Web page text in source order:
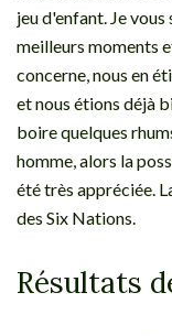
jeu d'enfant. Je
meilleurs moments
concerne, nous en
et nous étions déjà
boire quelques
homme, alors la
été très appréciée.
des Six Nations.
Résultats